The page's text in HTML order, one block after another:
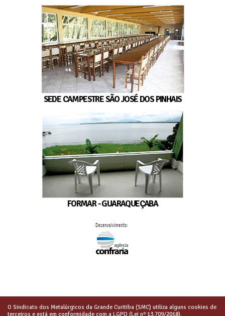
SEDE CAMPESTRE SÃO JOSÉ DOS PINHAIS
FORMAR - GUARAQUEÇABA
O Sindicato dos Metalúrgicos da Grande Curitiba (SMC) utiliza alguns cookies de
terceiros e está em conformidade com a LGPD (Lei nº 13.709/2018).